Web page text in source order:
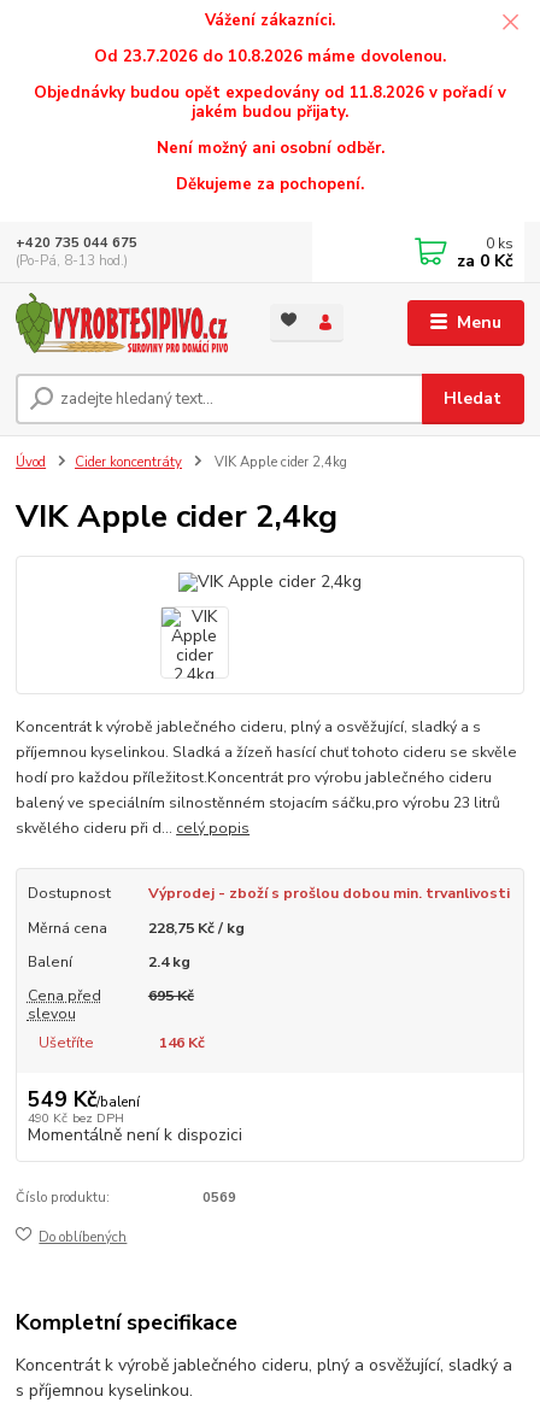
Vážení zákazníci.
Od 23.7.2026 do 10.8.2026 máme dovolenou.
Objednávky budou opět expedovány od 11.8.2026 v pořadí v
jakém budou přijaty.
Není možný ani osobní odběr.
Děkujeme za pochopení.
Menu
Hledat
+420 735 044 675
(Po-Pá, 8-13 hod.)
0 ks
za 0 Kč
Úvod Cider koncentráty VIK Apple cider 2,4kg
VIK Apple cider 2,4kg
Koncentrát k výrobě jablečného cideru, plný a osvěžující, sladký a s
příjemnou kyselinkou. Sladká a žízeň hasící chuť tohoto cideru se skvěle
hodí pro každou příležitost.Koncentrát pro výrobu jablečného cideru
balený ve speciálním silnostěnném stojacím sáčku,pro výrobu 23 litrů
skvělého cideru při d... celý popis
Dostupnost
Výprodej - zboží s prošlou dobou min. trvanlivosti
Měrná cena
228,75 Kč / kg
Balení
2.4 kg
Cena před
slevou
695 Kč
Ušetříte 146 Kč
549 Kč/balení
490 Kč bez DPH
Momentálně není k dispozici
Číslo produktu: 0569
Do oblíbených
Kompletní specifikace
Koncentrát k výrobě jablečného cideru, plný a osvěžující, sladký a
s příjemnou kyselinkou.